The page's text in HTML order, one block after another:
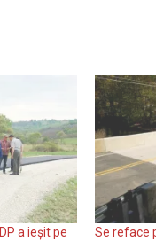
a ieșit pe
Se reface